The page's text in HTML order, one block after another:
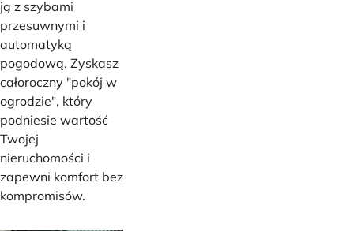
ją z szybami
przesuwnymi i
automatyką
pogodową. Zyskasz
całoroczny "pokój w
ogrodzie", który
podniesie wartość
Twojej
nieruchomości i
zapewni komfort bez
kompromisów.